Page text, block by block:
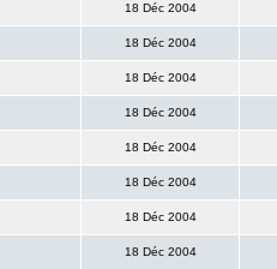
18 Déc 2004
18 Déc 2004
18 Déc 2004
18 Déc 2004
18 Déc 2004
18 Déc 2004
18 Déc 2004
18 Déc 2004